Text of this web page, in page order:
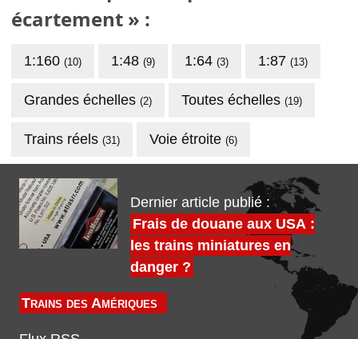
écartement » :
1:160 (10) 1:48 (9) 1:64 (3) 1:87 (13)
Grandes échelles (2) Toutes échelles (19)
Trains réels (31) Voie étroite (6)
Dernier article publié :
Frais de douane aux USA :
les trains miniatures en
danger ?
Trains des Amériques